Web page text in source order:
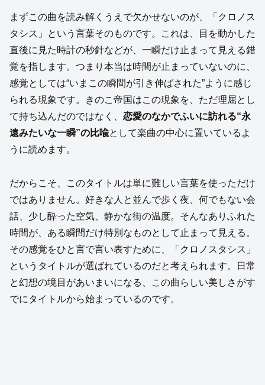
まずこの曲を読み解くうえで欠かせないのが、「クロノス
タシス」という言葉そのものです。これは、目を動かした
直後に見た時計の秒針などが、一瞬だけ止まって見える錯
覚を指します。つまり本当は時間が止まっていないのに、
感覚としては“いまこの瞬間が引き伸ばされた”ように感じ
られる現象です。きのこ帝国はこの現象を、ただ理屈とし
て持ち込んだのではなく、 恋愛のなかでふいに訪れる“永
遠みたいな一瞬”の比喩として楽曲の中心に置いているよ
うに読めます。
だからこそ、このタイトルは単に難しい言葉を使っただけ
ではありません。好きな人と並んで歩く夜、何でもない会
話、少し酔った空気、静かな街の温度。そんなありふれた
時間が、ある瞬間だけ特別なものとして止まって見える。
その感覚をひと言で言い表すために、「クロノスタシス」
というタイトルが選ばれているのだと考えられます。日常
と幻想の境目があいまいになる、この曲らしい美しさがす
でにタイトルから始まっているのです。